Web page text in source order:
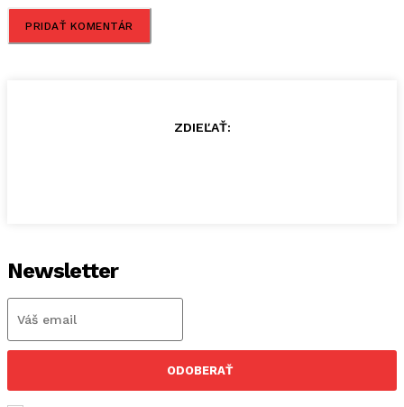
ZDIEĽAŤ:
Newsletter
ODOBERAŤ